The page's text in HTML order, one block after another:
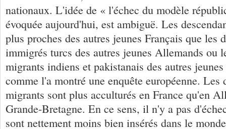
nationaux. L'idée de « l'échec du modèle
évoquée aujourd'hui, est ambiguë. Les
plus proches des autres jeunes Français que les
immigrés turcs des autres jeunes Allemands ou
migrants indiens et pakistanais des autres
comme l'a montré une enquête européenne. Les
migrants sont plus acculturés en France qu'en
Grande-Bretagne. En ce sens, il n'y a pas
sont nettement moins bien insérés dans le